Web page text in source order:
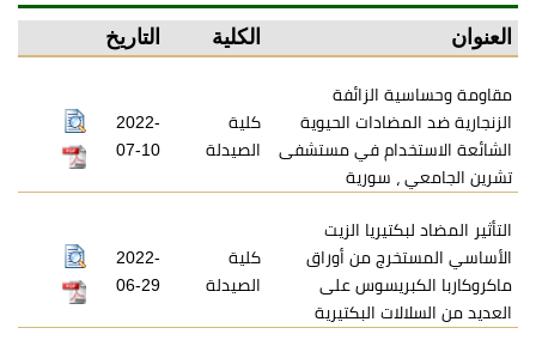
العنوان الكلية التاريخ
مقاومة وحساسية الزائفة
الزنجارية ضد المضادات الحيوية
الشائعة الاستخدام في مستشفى
تشرين الجامعي ، سورية
كلية
الصيدلة
2022-
07-10
التأثير المضاد لبكتيريا الزيت
الأساسي المستخرج من أوراق
ماكروكاربا الكبريسوس على
العديد من السلالات البكتيرية
كلية
الصيدلة
2022-
06-29